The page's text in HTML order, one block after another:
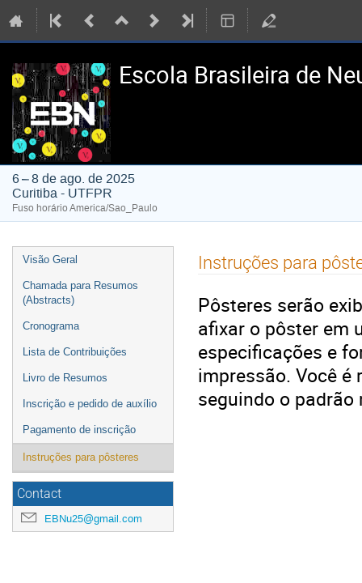
Escola Brasileira de
6 – 8 de ago. de 2025
Curitiba - UTFPR
Fuso horário America/Sao_Paulo
Event
menu
Visão Geral
Chamada para Resumos
(Abstracts)
Cronograma
Lista de Contribuições
Livro de Resumos
Inscrição e pedido de auxílio
Pagamento de inscrição
Instruções para pôsteres
Contact
EBNu25@gmail.com
Instruções para
Pôsteres serão
afixar o pôster em
especificações e
impressão. Você
seguindo o